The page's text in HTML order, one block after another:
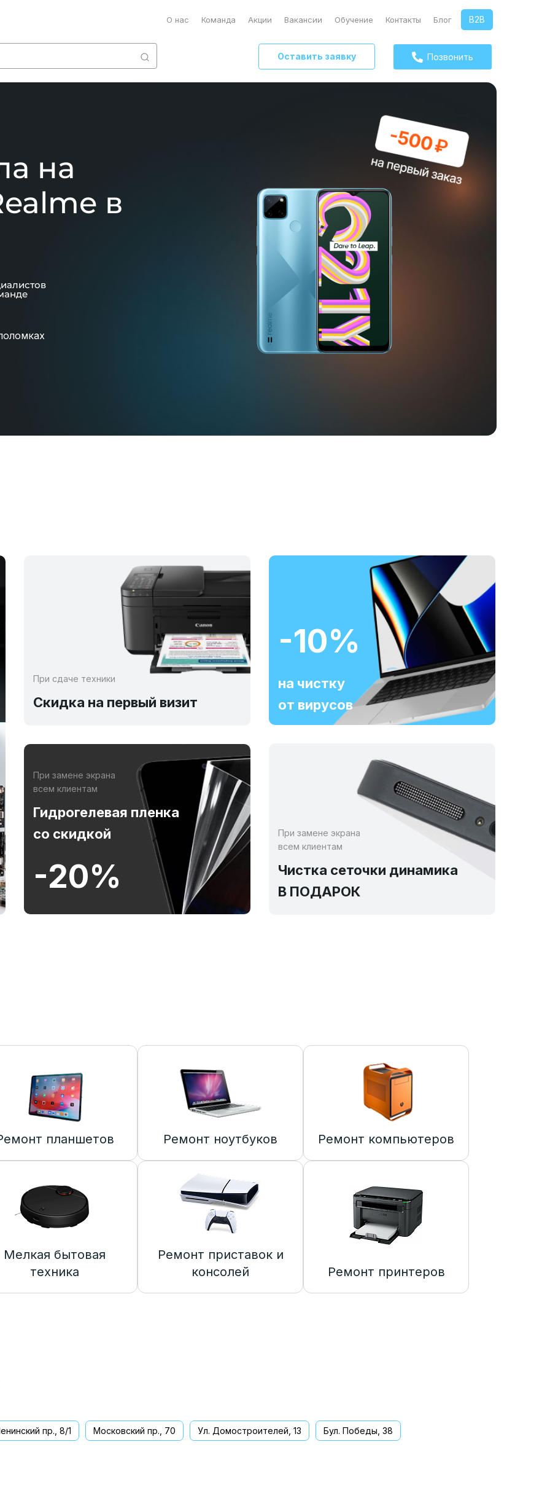
О нас Команда Акции Вакансии Обучение Контакты Блог B2B
Оставить заявку Позвонить
на
в
При сдаче техники
Скидка на первый визит
При замене экрана
всем клиентам
Гидрогелевая пленка
со скидкой
-20%
-10%
на чистку
от вирусов
При замене экрана
всем клиентам
Чистка сеточки динамика
В ПОДАРОК
планшетов Ремонт ноутбуков Ремонт компьютеров
Мелкая бытовая
техника
Ремонт приставок и
консолей
Ремонт принтеров
пр., 8/1 Московский пр., 70 Ул. Домостроителей, 13 Бул. Победы, 38